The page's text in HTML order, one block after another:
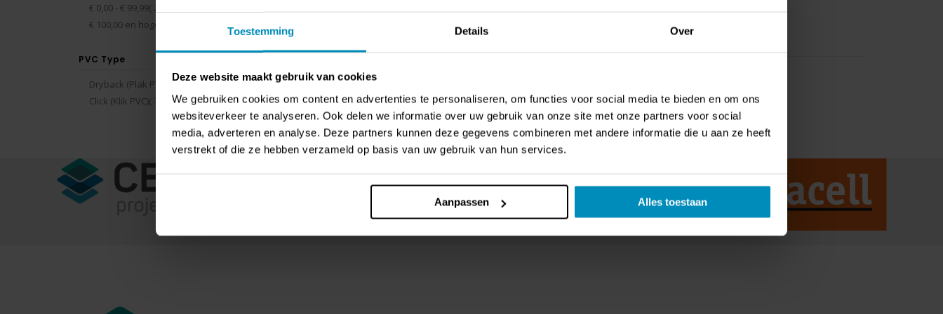
Toestemming Details Over
Deze website maakt gebruik van cookies
We gebruiken cookies om content en advertenties te personaliseren, om functies voor social media te bieden en om ons
websiteverkeer te analyseren. Ook delen we informatie over uw gebruik van onze site met onze partners voor social
media, adverteren en analyse. Deze partners kunnen deze gegevens combineren met andere informatie die u aan ze heeft
verstrekt of die ze hebben verzameld op basis van uw gebruik van hun services.
Aanpassen Alles toestaan
Rating:
€ 147,73
Rating: Rating:
Toon
€ 0,00 - € 99,99 2
€ 100,00 en hoger
PVC Type
Dryback (Plak PVC) 3producten
Click (Klik PVC) 3 producten